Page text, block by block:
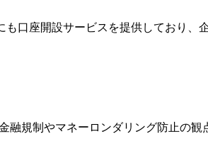
口座開設サービスを提供しており
規制やマネーロンダリング防止の